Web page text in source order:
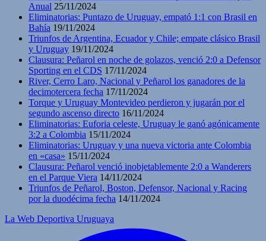
Anual 25/11/2024
Eliminatorias: Puntazo de Uruguay, empató 1:1 con Brasil en
Bahía 19/11/2024
Triunfos de Argentina, Ecuador y Chile; empate clásico Brasil
y Uruguay 19/11/2024
Clausura: Peñarol en noche de golazos, venció 2:0 a Defensor
Sporting en el CDS 17/11/2024
River, Cerro Laro, Nacional y Peñarol los ganadores de la
decimotercera fecha 17/11/2024
Torque y Uruguay Montevideo perdieron y jugarán por el
segundo ascenso directo 16/11/2024
Eliminatorias: Euforia celeste, Uruguay le ganó agónicamente
3:2 a Colombia 15/11/2024
Eliminatorias: Uruguay y una nueva victoria ante Colombia
en «casa» 15/11/2024
Clausura: Peñarol venció inobjetablemente 2:0 a Wanderers
en el Parque Viera 14/11/2024
Triunfos de Peñarol, Boston, Defensor, Nacional y Racing
por la duodécima fecha 14/11/2024
La Web Deportiva Uruguaya